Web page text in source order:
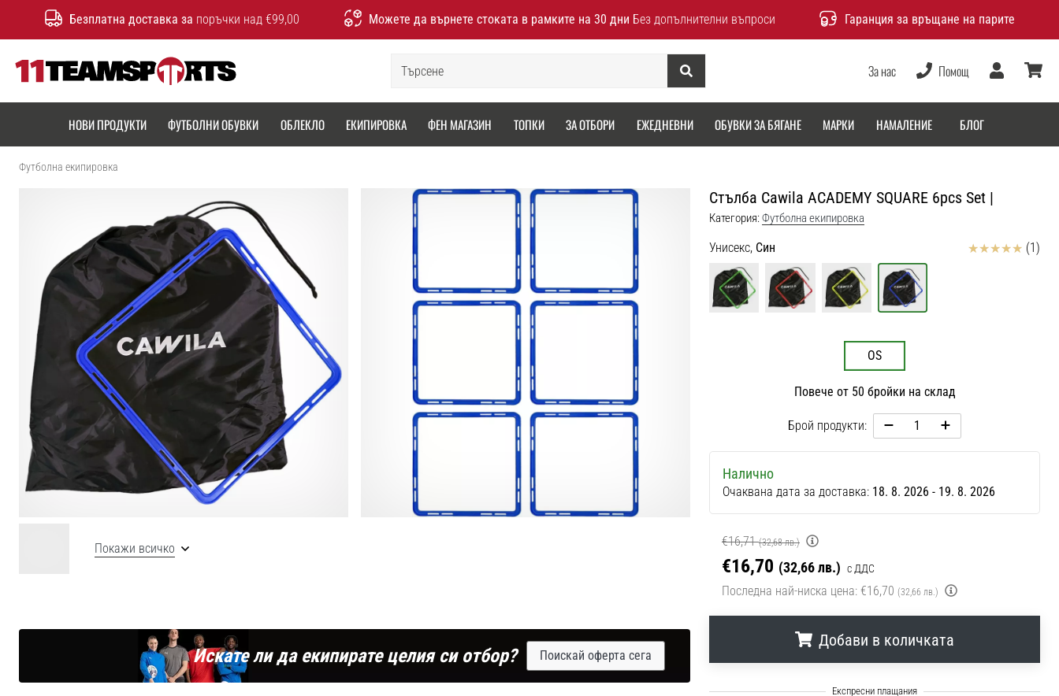
Безплатна доставка за поръчки над €99,00 Можете да върнете стоката в рамките на 30 дни Без допълнителни въпроси Гаранция за връщане на парите
Търсене
За нас Помощ
Потребител
НОВИ ПРОДУКТИ ФУТБОЛНИ ОБУВКИ ОБЛЕКЛО ЕКИПИРОВКА ФЕН МАГАЗИН ТОПКИ ЗА ОТБОРИ ЕЖЕДНЕВНИ ОБУВКИ ЗА БЯГАНЕ МАРКИ НАМАЛЕНИЕ БЛОГ
Футболна екипировка
Стълба Cawila ACADEMY SQUARE 6pcs Set |
Категория:Футболна екипировка
Унисекс, Син Отзиви (1)
OS
Повече от 50 бройки на склад
Брой продукти:
Налично
Очаквана дата за доставка: 18. 8. 2026 - 19. 8. 2026
€16,71 (32,68 лв.)
€16,70 (32,66 лв.) с ДДС
Последна най-ниска цена: €16,70 (32,66 лв.)
Добави в количката
Покажи всичко
Искате ли да екипирате целия си отбор? Поискай оферта сега